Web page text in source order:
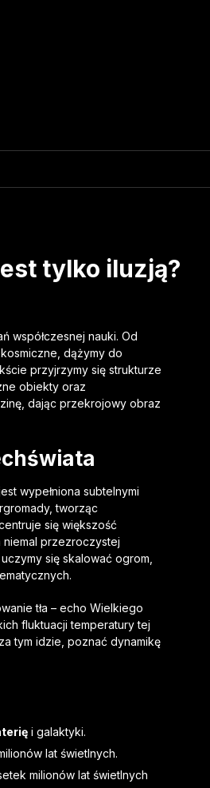
tylko iluzją?
współczesnej nauki. Od
dążymy do
przyjrzymy się strukturze
obiekty oraz
dając przekrojowy obraz
wypełniona subtelnymi
tworząc
się większość
niemal przezroczystej
się skalować ogrom,
tła – echo Wielkiego
fluktuacji temperatury tej
tym idzie, poznać dynamikę
i galaktyki.
lat świetlnych.
milionów lat świetlnych